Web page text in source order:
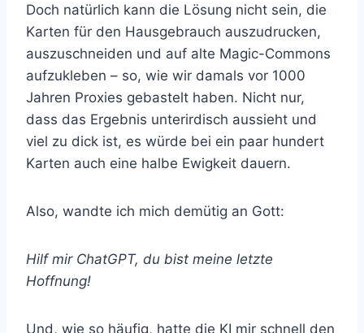
Doch natürlich kann die Lösung nicht sein, die
Karten für den Hausgebrauch auszudrucken,
auszuschneiden und auf alte Magic-Commons
aufzukleben – so, wie wir damals vor 1000
Jahren Proxies gebastelt haben. Nicht nur,
dass das Ergebnis unterirdisch aussieht und
viel zu dick ist, es würde bei ein paar hundert
Karten auch eine halbe Ewigkeit dauern.
Also, wandte ich mich demütig an Gott:
Hilf mir ChatGPT, du bist meine letzte
Hoffnung!
Und, wie so häufig, hatte die KI mir schnell den